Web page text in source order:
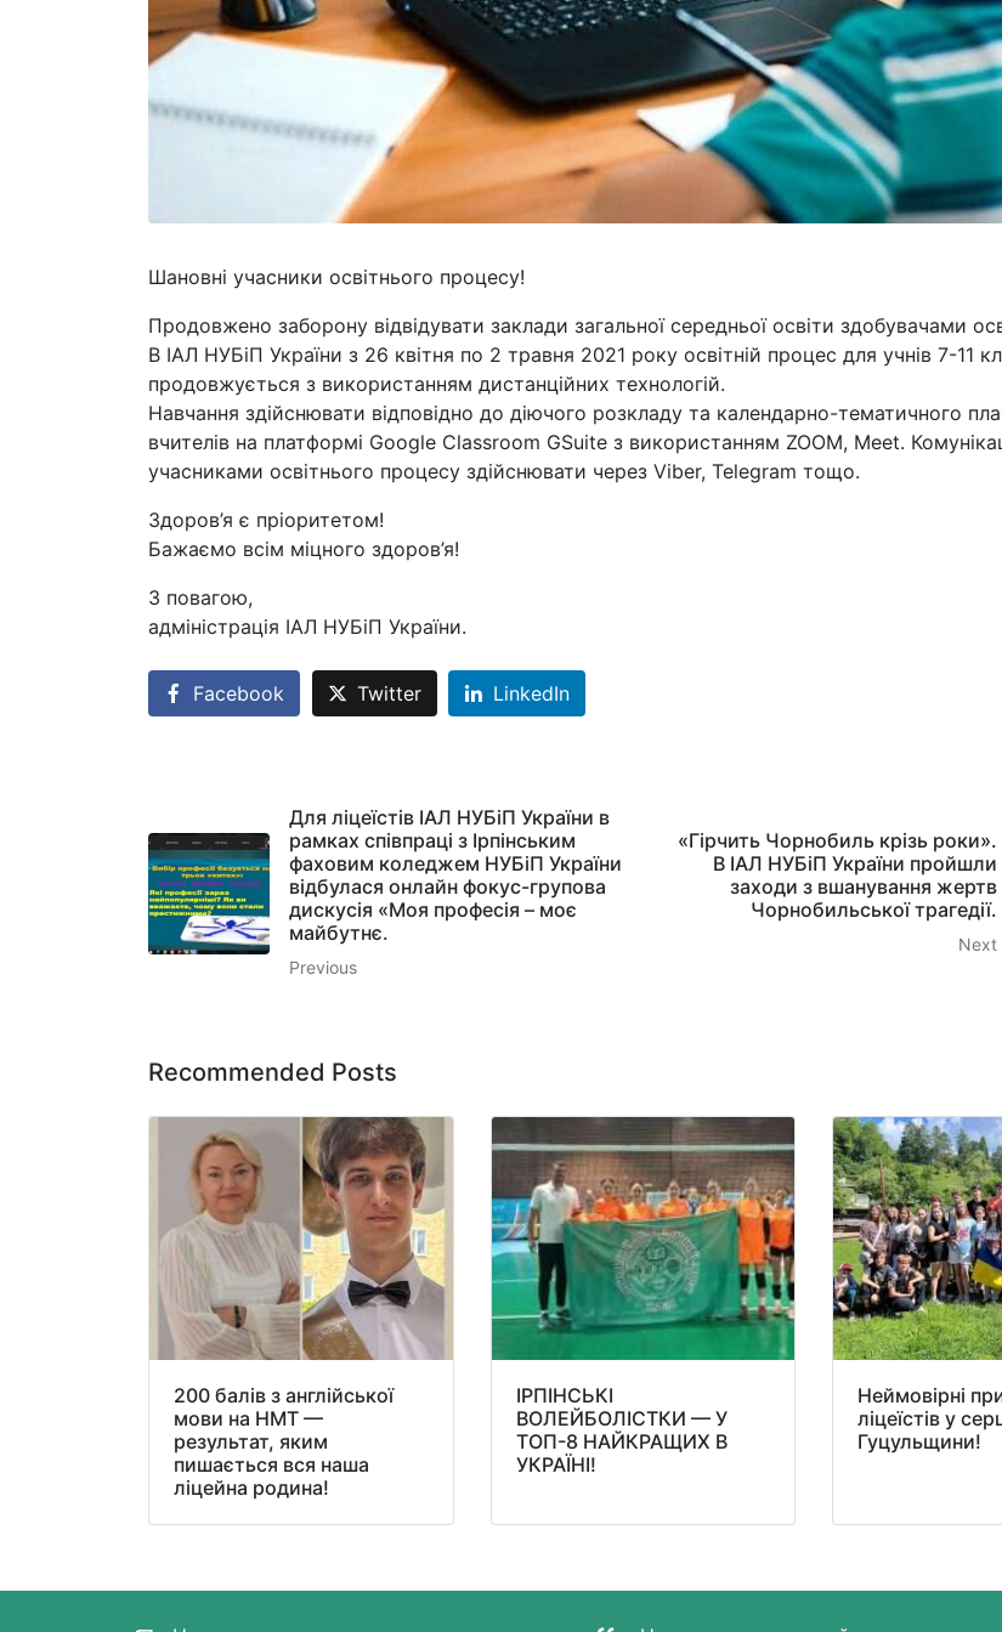
Шановні учасники освітнього процесу!
Продовжено заборону відвідувати заклади загальної середньої освіти здобувачами
В ІАЛ НУБіП України з 26 квітня по 2 травня 2021 року освітній процес для учнів 7-11
продовжується з використанням дистанційних технологій.
Навчання здійснювати відповідно до діючого розкладу та календарно-тематичного
вчителів на платформі Google Classroom GSuite з використанням ZOOM, Meet.
учасниками освітнього процесу здійснювати через Viber, Telegram тощо.
Здоров’я є пріоритетом!
Бажаємо всім міцного здоров’я!
З повагою,
адміністрація ІАЛ НУБіП України.
Facebook Twitter LinkedIn
Для ліцеїстів ІАЛ НУБіП України в
рамках співпраці з Ірпінським
фаховим коледжем НУБіП України
відбулася онлайн фокус-групова
дискусія «Моя професія – моє
майбутнє.
Previous
«Гірчить Чорнобиль крізь роки».
В ІАЛ НУБіП України пройшли
заходи з вшанування жертв
Чорнобильської трагедії.
Next
Recommended Posts
200 балів з англійської
мови на НМТ —
результат, яким
пишається вся наша
ліцейна родина!
ІРПІНСЬКІ
ВОЛЕЙБОЛІСТКИ — У
ТОП-8 НАЙКРАЩИХ В
УКРАЇНІ!
Неймовірні
ліцеїстів у
Гуцульщини!